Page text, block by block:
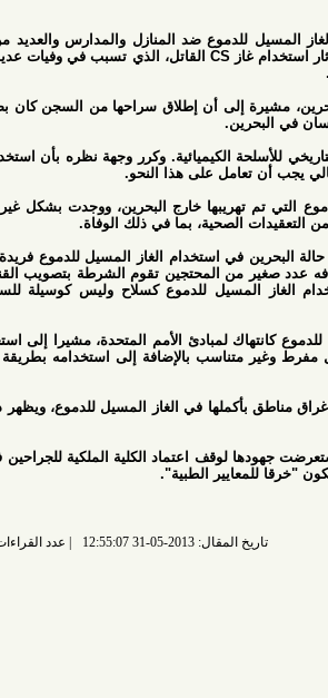
ضد المنازل والمدارس والعديد من المجالات
الأخرى، مما يتسبب في الخطر على المواطنين. وعرضت (ضيف) آثار استخدام غاز CS القاتل، الذي تسبب في وفيات عديدة بالإضافة
إلى أن إطلاق سراحها من السجن كان بضغط دولي،
وكرر وجهة نظره بأن استخدام البحرين
على هذا النحو.
خارج البحرين، ووجدت بشكل غير حاسم أنها
استخدام الغاز المسيل للدموع فريدة من نوعها،
المحتجين تقوم الشرطة بتصويب القنابل الغازية
للدموع كسلاح وليس كوسيلة للسيطرة على
لمبادئ الأمم المتحدة، مشيرا إلى استخدامه على
بالإضافة إلى استخدامه بطريقة دون اعتبار
في الغاز المسيل للدموع، ويظهر ذلك سياسة
اعتماد الكلية الملكية للجراحين في البحرين
الطبية".
عدد القراءات: 7015 قراءة |